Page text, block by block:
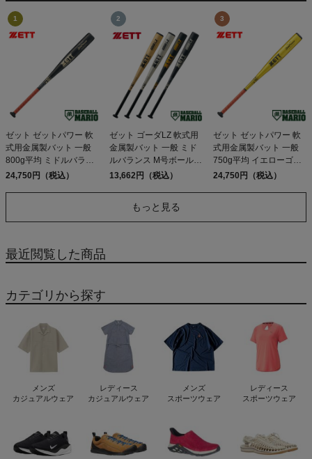
ゼット ゼットパワー 軟
式用金属製バット 一般
800g平均 ミドルバラン
ス 野球 軟式 バット 草野
24,750円（税込）
ゼット ゴーダLZ 軟式用
金属製バット 一般 ミド
ルバランス M号ボール対
応 野球 軟式 バット 学生
82cm 83cm 84cm
13,662円（税込）
ゼット ゼットパワー 軟
式用金属製バット 一般
750g平均 イエローゴー
ルド ミドルバランス 野
24,750円（税込）
もっと見る
最近閲覧した商品
カテゴリから探す
メンズ
カジュアルウェア
レディース
カジュアルウェア
メンズ
スポーツウェア
レディース
スポーツウェア